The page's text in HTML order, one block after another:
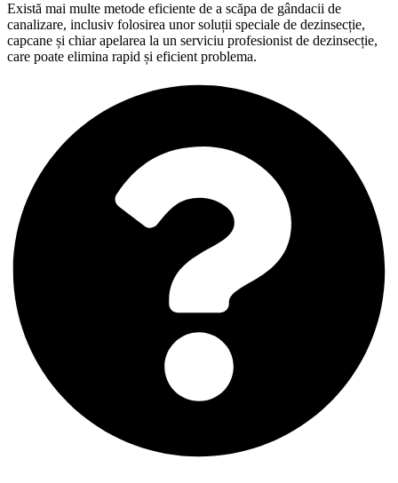
Există mai multe metode eficiente de a scăpa de gândacii de
canalizare, inclusiv folosirea unor soluții speciale de dezinsecție,
capcane și chiar apelarea la un serviciu profesionist de dezinsecție,
care poate elimina rapid și eficient problema.